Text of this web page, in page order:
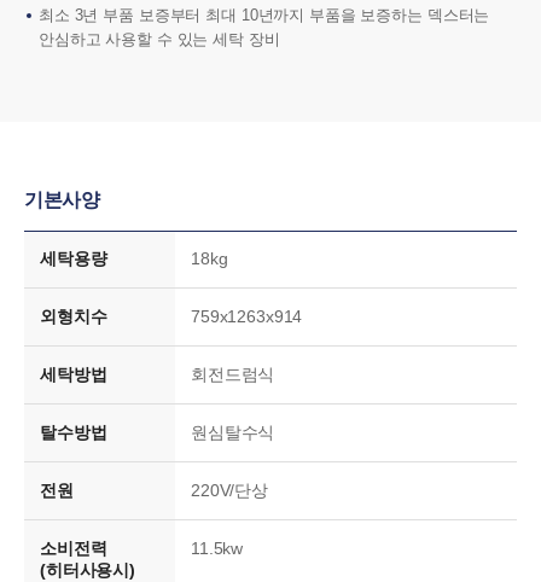
최소 3년 부품 보증부터 최대 10년까지 부품을 보증하는 덱스터는
안심하고 사용할 수 있는 세탁 장비
기본사양
세탁용량 18kg
외형치수 759x1263x914
세탁방법 회전드럼식
탈수방법 원심탈수식
전원 220V/단상
소비전력
(히터사용시)
11.5kw